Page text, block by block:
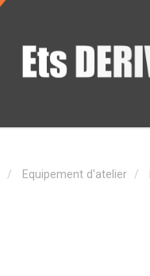
Equipement d'atelier